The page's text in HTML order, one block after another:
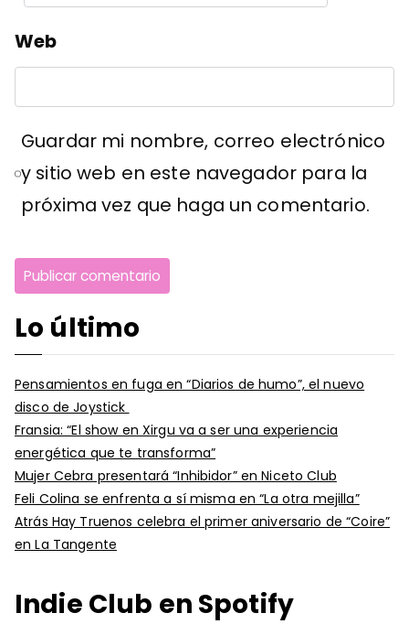
Web
Guardar mi nombre, correo electrónico
y sitio web en este navegador para la
próxima vez que haga un comentario.
Lo último
Pensamientos en fuga en “Diarios de humo”, el nuevo
disco de Joystick
Fransia: “El show en Xirgu va a ser una experiencia
energética que te transforma”
Mujer Cebra presentará “Inhibidor” en Niceto Club
Feli Colina se enfrenta a sí misma en “La otra mejilla”
Atrás Hay Truenos celebra el primer aniversario de “Coire”
en La Tangente
Indie Club en Spotify